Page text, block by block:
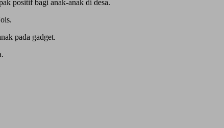
positif bagi anak-anak di desa.
pada gadget.